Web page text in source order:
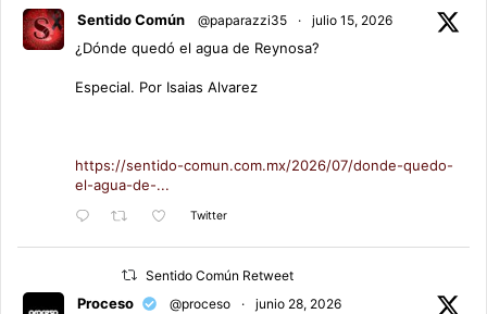
Sentido Común @paparazzi35 · julio 15, 2026
¿Dónde quedó el agua de Reynosa?
Especial. Por Isaias Alvarez
https://sentido-comun.com.mx/2026/07/donde-quedo-
el-agua-de-...
Twitter
Sentido Común Retweet
Proceso @proceso · junio 28, 2026